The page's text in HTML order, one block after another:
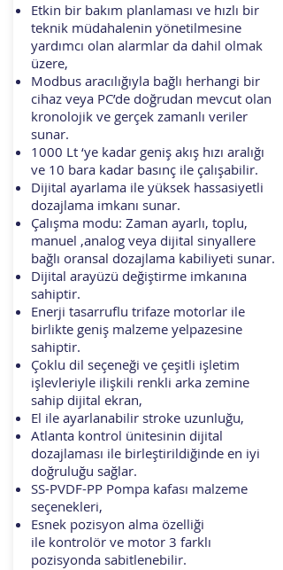
Etkin bir bakım planlaması ve hızlı bir
teknik müdahalenin yönetilmesine
yardımcı olan alarmlar da dahil olmak
üzere,
Modbus aracılığıyla bağlı herhangi bir
cihaz veya PC’de doğrudan mevcut olan
kronolojik ve gerçek zamanlı veriler
sunar.
1000 Lt ‘ye kadar geniş akış hızı aralığı
ve 10 bara kadar basınç ile çalışabilir.
Dijital ayarlama ile yüksek hassasiyetli
dozajlama imkanı sunar.
Çalışma modu: Zaman ayarlı, toplu,
manuel ,analog veya dijital sinyallere
bağlı oransal dozajlama kabiliyeti sunar.
Dijital arayüzü değiştirme imkanına
sahiptir.
Enerji tasarruflu trifaze motorlar ile
birlikte geniş malzeme yelpazesine
sahiptir.
Çoklu dil seçeneği ve çeşitli işletim
işlevleriyle ilişkili renkli arka zemine
sahip dijital ekran,
El ile ayarlanabilir stroke uzunluğu,
Atlanta kontrol ünitesinin dijital
dozajlaması ile birleştirildiğinde en iyi
doğruluğu sağlar.
SS-PVDF-PP Pompa kafası malzeme
seçenekleri,
Esnek pozisyon alma özelliği
ile kontrolör ve motor 3 farklı
pozisyonda sabitlenebilir.